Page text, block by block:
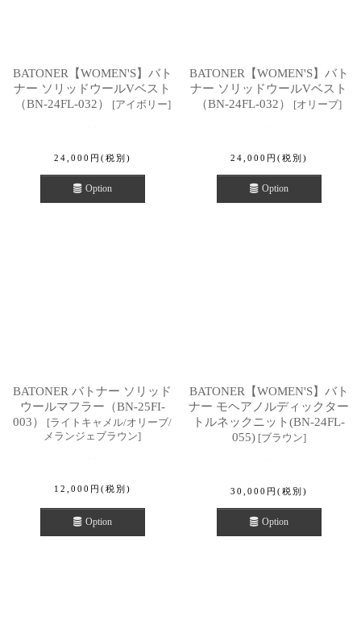
BATONER【WOMEN'S】バト
ナー ソリッドウールVベスト
（BN-24FL-032）
[アイボリー]
24,000 円 (税別)
Option
BATONER【WOMEN'S】バト
ナー ソリッドウールVベスト
（BN-24FL-032）
[オリーブ]
24,000 円 (税別)
Option
BATONER バトナー ソリッド
ウールマフラー（BN-25FI-
003）
[ライトキャメル/オリーブ/
メランジェブラウン]
12,000 円 (税別)
Option
BATONER【WOMEN'S】バト
ナー モヘアノルディックター
トルネックニット(BN-24FL-
055) [ブラウン]
30,000 円 (税別)
Option